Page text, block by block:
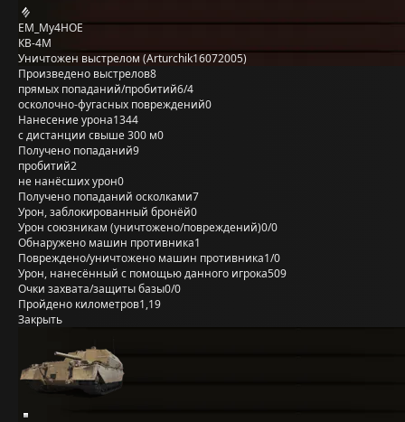
EM_My4HOE
КВ-4М
Уничтожен выстрелом (Arturchik16072005)
Произведено выстрелов8
прямых попаданий/пробитий6/4
осколочно-фугасных повреждений0
Нанесение урона1344
с дистанции свыше 300 м0
Получено попаданий9
пробитий2
не нанёсших урон0
Получено попаданий осколками7
Урон, заблокированный бронёй0
Урон союзникам (уничтожено/повреждений)0/0
Обнаружено машин противника1
Повреждено/уничтожено машин противника1/0
Урон, нанесённый с помощью данного игрока509
Очки захвата/защиты базы0/0
Пройдено километров1,19
Закрыть